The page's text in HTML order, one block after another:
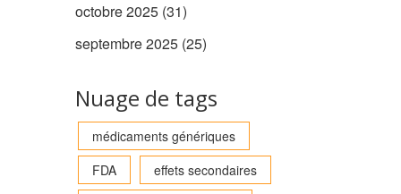
octobre 2025 (31)
septembre 2025 (25)
Nuage de tags
médicaments génériques
FDA
effets secondaires